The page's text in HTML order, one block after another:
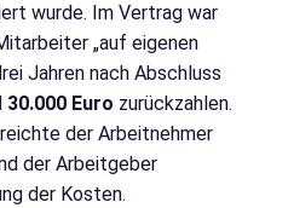
wurde. Im Vertrag war
„auf eigenen
Jahren nach Abschluss
30.000 Euro zurückzahlen.
der Arbeitnehmer
der Arbeitgeber
der Kosten.